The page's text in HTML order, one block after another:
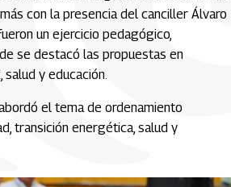
con la presencia del canciller Álvaro
un ejercicio pedagógico,
se destacó las propuestas en
y educación.
el tema de ordenamiento
transición energética, salud y